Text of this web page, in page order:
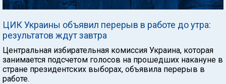
ЦИК Украины объявил перерыв в работе до утра:
результатов ждут завтра
Центральная избирательная комиссия Украина, которая
занимается подсчетом голосов на прошедших накануне в
стране президентских выборах, объявила перерыв в
работе.